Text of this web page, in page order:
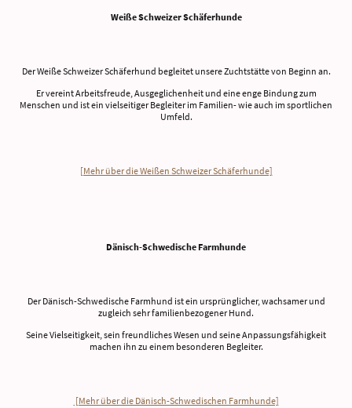
Weiße Schweizer Schäferhunde
Der Weiße Schweizer Schäferhund begleitet unsere Zuchtstätte von Beginn an.
Er vereint Arbeitsfreude, Ausgeglichenheit und eine enge Bindung zum
Menschen und ist ein vielseitiger Begleiter im Familien- wie auch im sportlichen
Umfeld.
[Mehr über die Weißen Schweizer Schäferhunde]
Dänisch-Schwedische Farmhunde
Der Dänisch-Schwedische Farmhund ist ein ursprünglicher, wachsamer und
zugleich sehr familienbezogener Hund.
Seine Vielseitigkeit, sein freundliches Wesen und seine Anpassungsfähigkeit
machen ihn zu einem besonderen Begleiter.
[Mehr über die Dänisch-Schwedischen Farmhunde]